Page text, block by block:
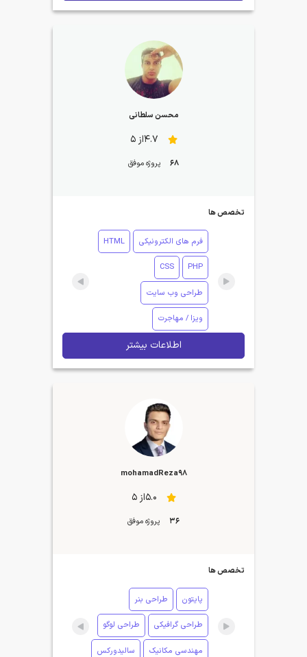
محسن سلطانی
4.7از 5
68 پروژه موفق
تخصص ها
فرم های الکترونیکی HTML
PHP
CSS
طراحی وب سایت
ویزا / مهاجرت
اطلاعات بیشتر
mohamadReza98
5.0از 5
36 پروژه موفق
تخصص ها
پایتون طراحی بنر
طراحی گرافیکی طراحی لوگو
مهندسی مکانیک سالیدورکس